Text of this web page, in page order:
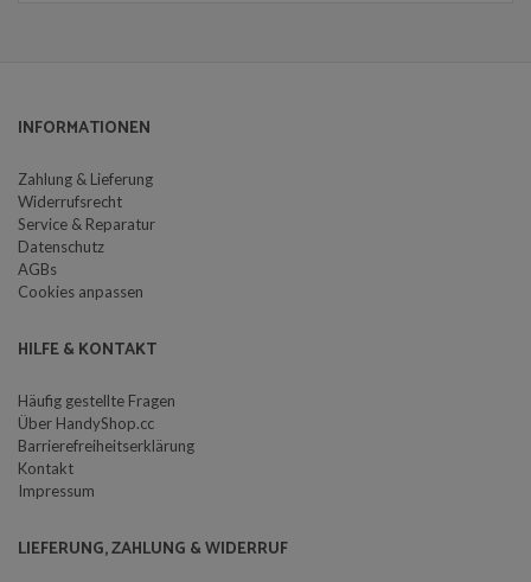
INFORMATIONEN
Zahlung & Lieferung
Widerrufsrecht
Service & Reparatur
Datenschutz
AGBs
Cookies anpassen
HILFE & KONTAKT
Häufig gestellte Fragen
Über HandyShop.cc
Barrierefreiheitserklärung
Kontakt
Impressum
LIEFERUNG, ZAHLUNG & WIDERRUF